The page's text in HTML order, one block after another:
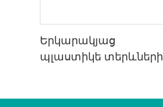
Երկարակյաց
պլաստիկե տերևների